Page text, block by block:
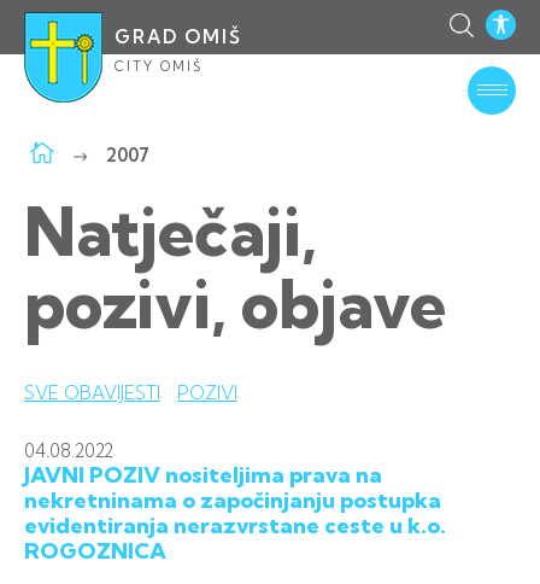
GRAD OMIŠ
CITY OMIŠ
2007
Natječaji,
pozivi, objave
SVE OBAVIJESTI POZIVI
04.08.2022
JAVNI POZIV nositeljima prava na
nekretninama o započinjanju postupka
evidentiranja nerazvrstane ceste u k.o.
ROGOZNICA